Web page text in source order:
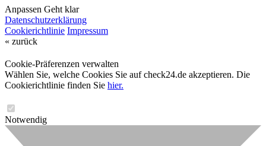
Anpassen Geht klar
Datenschutzerklärung
Cookierichtlinie Impressum
« zurück
Cookie-Präferenzen verwalten
Wählen Sie, welche Cookies Sie auf check24.de akzeptieren. Die
Cookierichtlinie finden Sie hier.
Notwendig